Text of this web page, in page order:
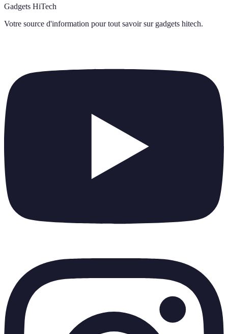
Gadgets HiTech
Votre source d'information pour tout savoir sur gadgets hitech.